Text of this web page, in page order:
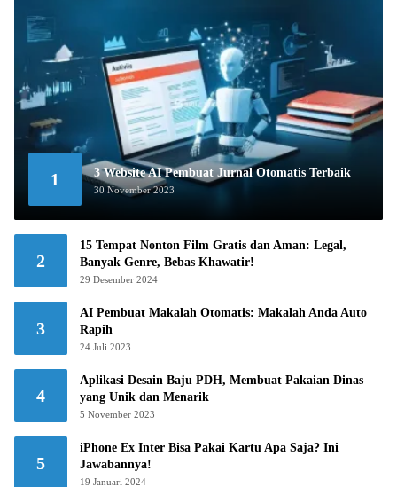
1 3 Website AI Pembuat Jurnal Otomatis Terbaik
30 November 2023
2
15 Tempat Nonton Film Gratis dan Aman: Legal,
Banyak Genre, Bebas Khawatir!
29 Desember 2024
3
AI Pembuat Makalah Otomatis: Makalah Anda Auto
Rapih
24 Juli 2023
4
Aplikasi Desain Baju PDH, Membuat Pakaian Dinas
yang Unik dan Menarik
5 November 2023
5
iPhone Ex Inter Bisa Pakai Kartu Apa Saja? Ini
Jawabannya!
19 Januari 2024